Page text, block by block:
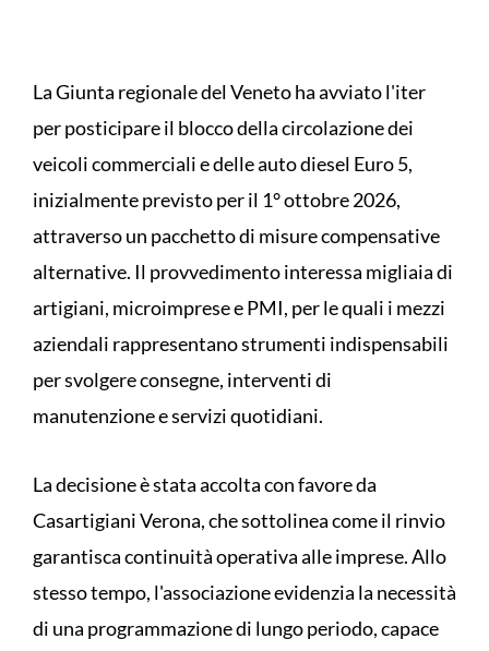
La Giunta regionale del Veneto ha avviato l'iter
per posticipare il blocco della circolazione dei
veicoli commerciali e delle auto diesel Euro 5,
inizialmente previsto per il 1° ottobre 2026,
attraverso un pacchetto di misure compensative
alternative. Il provvedimento interessa migliaia di
artigiani, microimprese e PMI, per le quali i mezzi
aziendali rappresentano strumenti indispensabili
per svolgere consegne, interventi di
manutenzione e servizi quotidiani.
La decisione è stata accolta con favore da
Casartigiani Verona, che sottolinea come il rinvio
garantisca continuità operativa alle imprese. Allo
stesso tempo, l'associazione evidenzia la necessità
di una programmazione di lungo periodo, capace